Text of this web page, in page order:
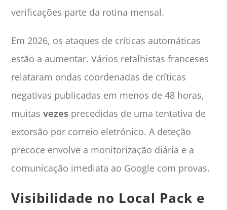
verificações parte da rotina mensal.
Em 2026, os ataques de críticas automáticas
estão a aumentar. Vários retalhistas franceses
relataram ondas coordenadas de críticas
negativas publicadas em menos de 48 horas,
muitasvezes precedidas de uma tentativa de
extorsão por correio eletrónico. A deteção
precoce envolve a monitorização diária e a
comunicação imediata ao Google com provas.
Visibilidade no Local Pack e